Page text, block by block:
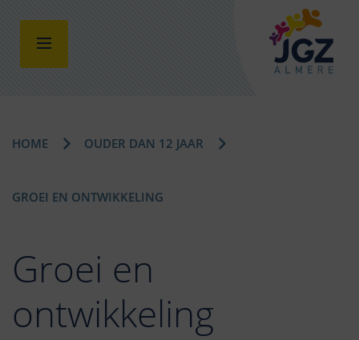
HOME OUDER DAN 12 JAAR
GROEI EN ONTWIKKELING
Groei en
ontwikkeling